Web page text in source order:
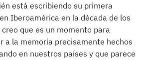
está escribiendo su primera
Iberoamérica en la década de los
que es un momento para
a la memoria precisamente hechos
en nuestros países y que parece